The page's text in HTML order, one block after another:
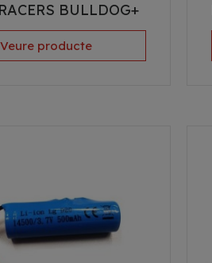
BULLDOG+
Veure producte